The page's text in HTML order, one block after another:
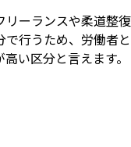
ーランスや柔道整
行うため、労働者
い区分と言えます。